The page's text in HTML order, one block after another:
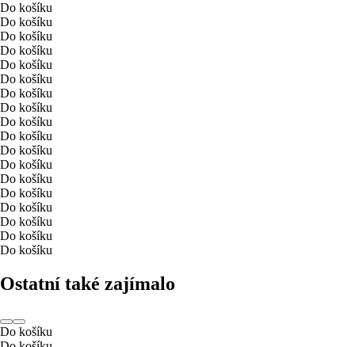
Do košíku
Do košíku
Do košíku
Do košíku
Do košíku
Do košíku
Do košíku
Do košíku
Do košíku
Do košíku
Do košíku
Do košíku
Do košíku
Do košíku
Do košíku
Do košíku
Do košíku
Do košíku
Ostatní také zajímalo
Do košíku